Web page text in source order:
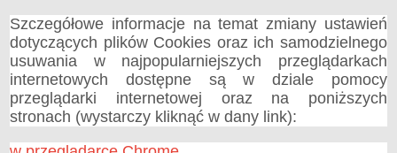
Szczegółowe informacje na temat zmiany ustawień
dotyczących plików Cookies oraz ich samodzielnego
usuwania w najpopularniejszych przeglądarkach
internetowych dostępne są w dziale pomocy
przeglądarki internetowej oraz na poniższych
stronach (wystarczy kliknąć w dany link):